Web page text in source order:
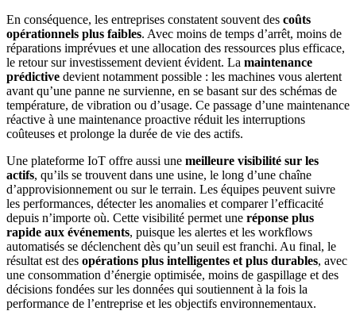
En conséquence, les entreprises constatent souvent des coûts
opérationnels plus faibles. Avec moins de temps d’arrêt, moins de
réparations imprévues et une allocation des ressources plus efficace,
le retour sur investissement devient évident. La maintenance
prédictive devient notamment possible : les machines vous alertent
avant qu’une panne ne survienne, en se basant sur des schémas de
température, de vibration ou d’usage. Ce passage d’une maintenance
réactive à une maintenance proactive réduit les interruptions
coûteuses et prolonge la durée de vie des actifs.
Une plateforme IoT offre aussi une meilleure visibilité sur les
actifs, qu’ils se trouvent dans une usine, le long d’une chaîne
d’approvisionnement ou sur le terrain. Les équipes peuvent suivre
les performances, détecter les anomalies et comparer l’efficacité
depuis n’importe où. Cette visibilité permet une réponse plus
rapide aux événements, puisque les alertes et les workflows
automatisés se déclenchent dès qu’un seuil est franchi. Au final, le
résultat est des opérations plus intelligentes et plus durables, avec
une consommation d’énergie optimisée, moins de gaspillage et des
décisions fondées sur les données qui soutiennent à la fois la
performance de l’entreprise et les objectifs environnementaux.